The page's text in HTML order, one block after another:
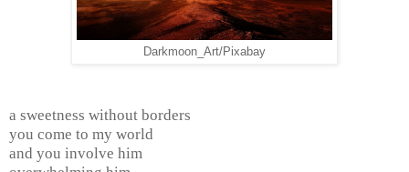
Darkmoon_Art/Pixabay
a sweetness without borders
you come to my world
and you involve him